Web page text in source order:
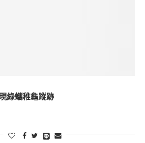
綠蠵稚龜蹤跡